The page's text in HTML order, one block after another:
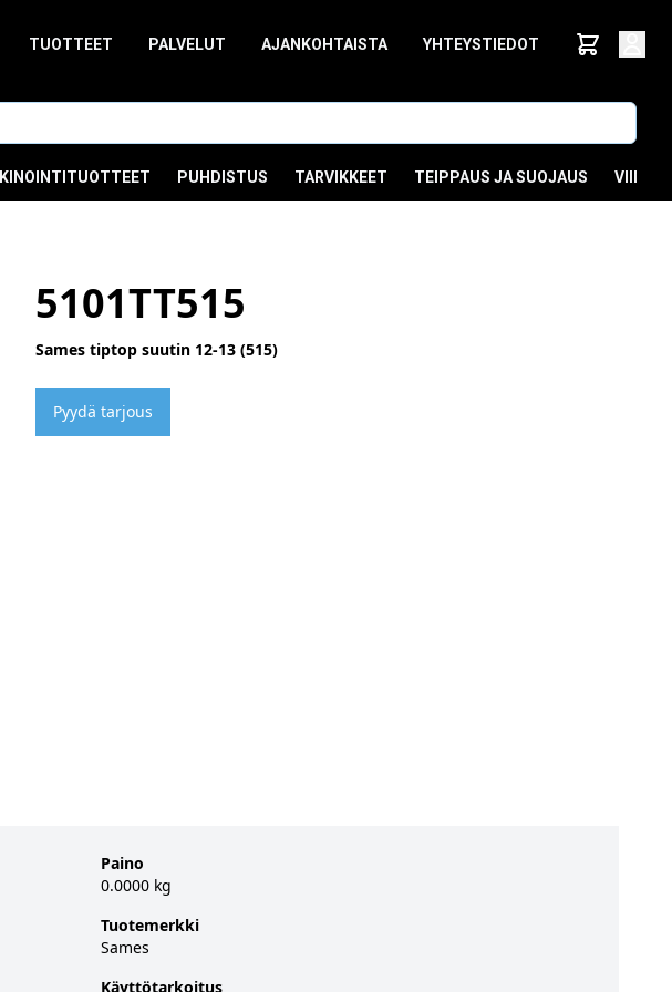
TUOTTEET PALVELUT AJANKOHTAISTA YHTEYSTIEDOT
PUHDISTUS TARVIKKEET TEIPPAUS JA SUOJAUS
5101TT515
Sames tiptop suutin 12-13 (515)
Pyydä tarjous
Paino
0.0000 kg
Tuotemerkki
Sames
Käyttötarkoitus